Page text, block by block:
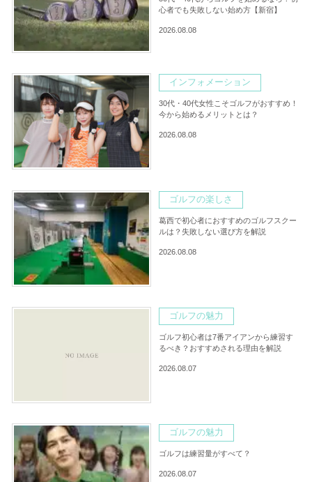
心者でも失敗しない始め方【新宿】
2026.08.08
インフォメーション
30代・40代女性こそゴルフがおすすめ！
今から始めるメリットとは？
2026.08.08
ゴルフの楽しさ
葛西で初心者におすすめのゴルフスクー
ルは？失敗しない選び方を解説
2026.08.08
ゴルフの魅力
ゴルフ初心者は7番アイアンから練習す
るべき？おすすめされる理由を解説
2026.08.07
ゴルフの魅力
ゴルフは練習量がすべて？
2026.08.07